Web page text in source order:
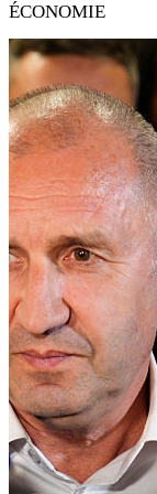
ÉCONOMIE